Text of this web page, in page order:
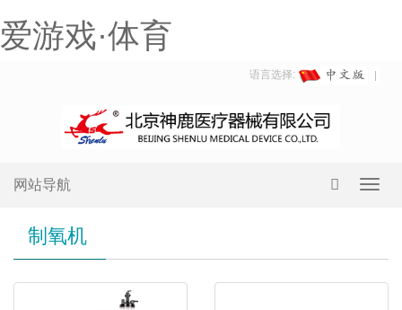
爱游戏·体育
语言选择:
网站导航
制氧机